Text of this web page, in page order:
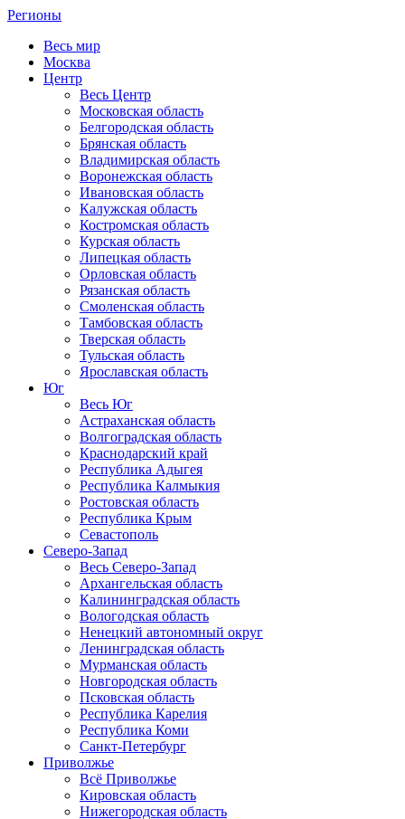
Регионы
Весь мир
Москва
Центр
Весь Центр
Московская область
Белгородская область
Брянская область
Владимирская область
Воронежская область
Ивановская область
Калужская область
Костромская область
Курская область
Липецкая область
Орловская область
Рязанская область
Смоленская область
Тамбовская область
Тверская область
Тульская область
Ярославская область
Юг
Весь Юг
Астраханская область
Волгоградская область
Краснодарский край
Республика Адыгея
Республика Калмыкия
Ростовская область
Республика Крым
Севастополь
Северо-Запад
Весь Северо-Запад
Архангельская область
Калининградская область
Вологодская область
Ненецкий автономный округ
Ленинградская область
Мурманская область
Новгородская область
Псковская область
Республика Карелия
Республика Коми
Санкт-Петербург
Приволжье
Всё Приволжье
Кировская область
Нижегородская область